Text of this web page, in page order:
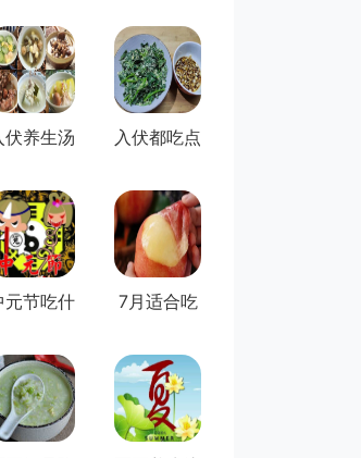
上...
上...
伏养生汤
荐6...
入伏都吃点
天吃...
元节吃什
半鬼...
7月适合吃
些-...